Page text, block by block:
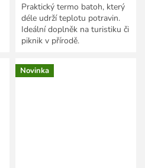
Praktický termo batoh, který
déle udrží teplotu potravin.
Ideální doplněk na turistiku či
piknik v přírodě.
Novinka